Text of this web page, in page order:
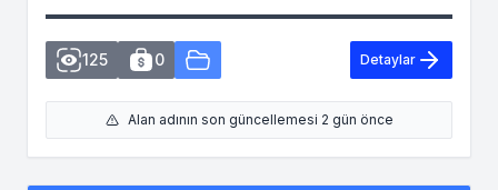
125 0 Detaylar
Alan adının son güncellemesi 2 gün önce